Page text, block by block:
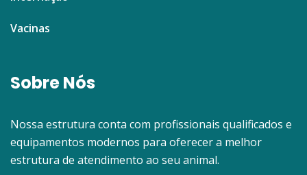
Vacinas
Sobre Nós
Nossa estrutura conta com profissionais qualificados e
equipamentos modernos para oferecer a melhor
estrutura de atendimento ao seu animal.